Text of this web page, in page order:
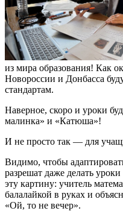
из мира образования! Как
Новороссии и Донбасса
стандартам.
Наверное, скоро и уроки
малинка» и «Катюша»!
И не просто так — для
Видимо, чтобы
разрешат даже делать
эту картину: учитель
балалайкой в руках и
«Ой, то не вечер».